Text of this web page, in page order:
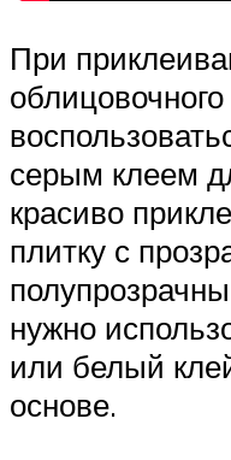
При
серым клеем
красиво
плитку с
нужно
или белый
основе.